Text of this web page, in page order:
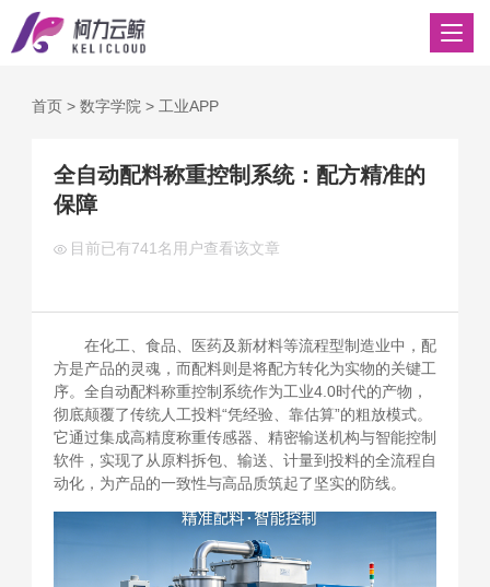
首页> 数字学院 > 工业APP
全自动配料称重控制系统：配方精准的
保障
目前已有741名用户查看该文章
在化工、食品、医药及新材料等流程型制造业中，配
方是产品的灵魂，而配料则是将配方转化为实物的关键工
序。全自动配料称重控制系统作为工业4.0时代的产物，
彻底颠覆了传统人工投料“凭经验、靠估算”的粗放模式。
它通过集成高精度称重传感器、精密输送机构与智能控制
软件，实现了从原料拆包、输送、计量到投料的全流程自
动化，为产品的一致性与高品质筑起了坚实的防线。